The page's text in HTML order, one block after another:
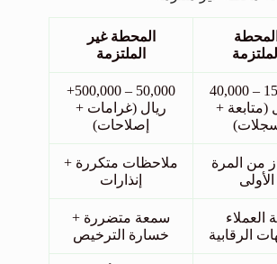
المحطة
الملتزمة
المحطة غير
الملتزمة
15,000 – 40,000
(متابعة +
50,000 – 500,000+
ريال (غرامات +
إصلاحات)
من المرة
الأولى
ملاحظات متكررة +
إنذارات
العملاء
الرقابية
سمعة متضررة +
خسارة الترخيص